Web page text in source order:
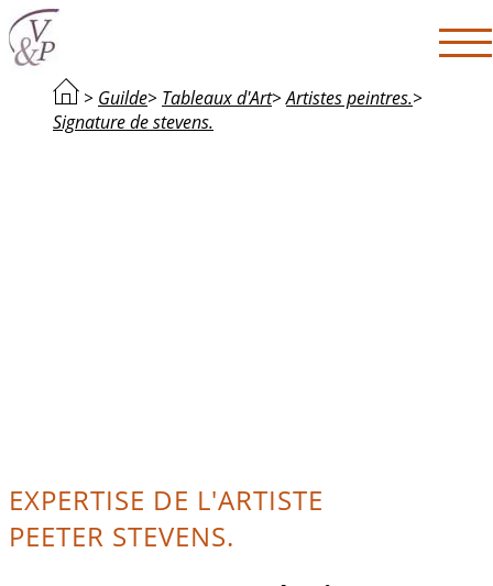
> Guilde> Tableaux d'Art>Artistes peintres.>
Signature de stevens.
EXPERTISE DE L'ARTISTE
PEETER STEVENS.